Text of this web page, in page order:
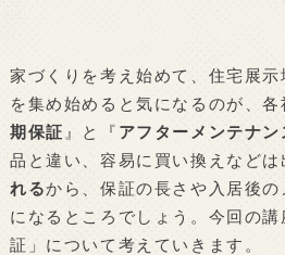
家づくりを考え始めて、住宅展
を集め始めると気になるのが、
期保証 』と『 アフターメンテナン
品と違い、容易に買い換えなどは
れるから、保証の長さや入居後
になるところでしょう。今回の
証」について考えていきます。